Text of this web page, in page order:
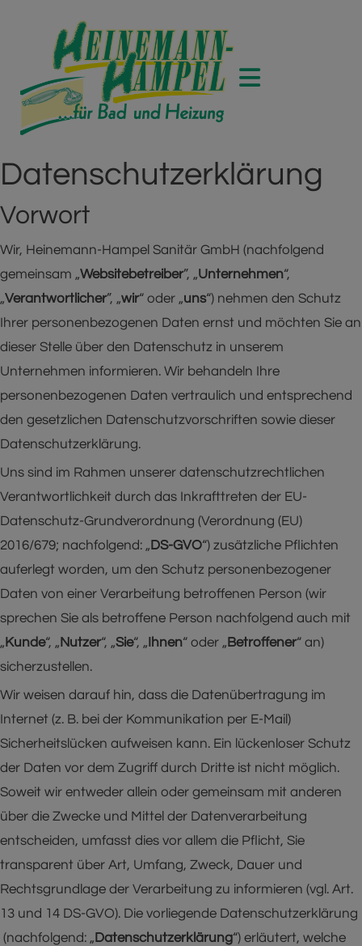
Datenschutzerklärung
Vorwort
Wir, Heinemann-Hampel Sanitär GmbH (nachfolgend
gemeinsam „Websitebetreiber”, „Unternehmen“,
„Verantwortlicher”, „wir“ oder „uns“) nehmen den Schutz
Ihrer personenbezogenen Daten ernst und möchten Sie an
dieser Stelle über den Datenschutz in unserem
Unternehmen informieren. Wir behandeln Ihre
personenbezogenen Daten vertraulich und entsprechend
den gesetzlichen Datenschutzvorschriften sowie dieser
Datenschutzerklärung.
Uns sind im Rahmen unserer datenschutzrechtlichen
Verantwortlichkeit durch das Inkrafttreten der EU-
Datenschutz-Grundverordnung (Verordnung (EU)
2016/679; nachfolgend: „ DS-GVO“) zusätzliche Pflichten
auferlegt worden, um den Schutz personenbezogener
Daten von einer Verarbeitung betroffenen Person (wir
sprechen Sie als betroffene Person nachfolgend auch mit
„ Kunde“, „ Nutzer“, „Sie“, „ Ihnen“ oder „ Betroffener“ an)
sicherzustellen.
Wir weisen darauf hin, dass die Datenübertragung im
Internet (z. B. bei der Kommunikation per E-Mail)
Sicherheitslücken aufweisen kann. Ein lückenloser Schutz
der Daten vor dem Zugriff durch Dritte ist nicht möglich.
Soweit wir entweder allein oder gemeinsam mit anderen
über die Zwecke und Mittel der Datenverarbeitung
entscheiden, umfasst dies vor allem die Pflicht, Sie
transparent über Art, Umfang, Zweck, Dauer und
Rechtsgrundlage der Verarbeitung zu informieren (vgl. Art.
13 und 14 DS-GVO). Die vorliegende Datenschutzerklärung
(nachfolgend: „ Datenschutzerklärung“) erläutert, welche